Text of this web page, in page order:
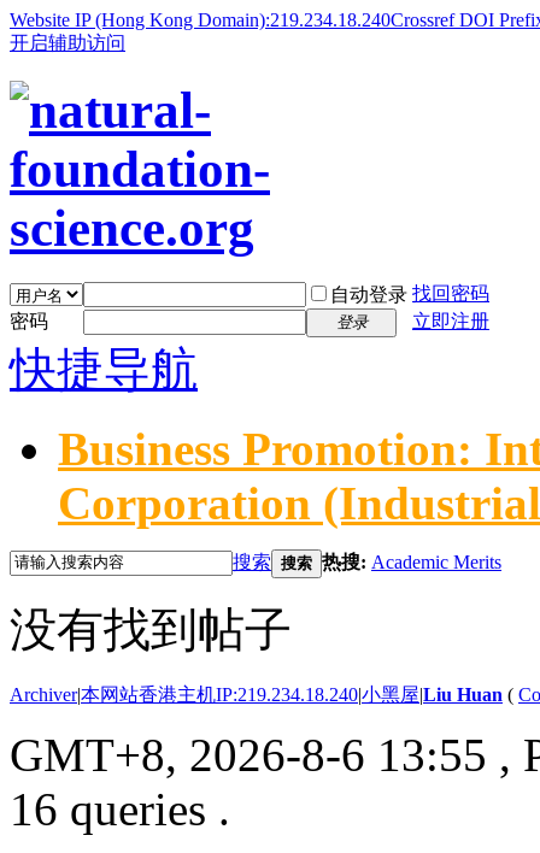
Website IP (Hong Kong Domain):219.234.18.240Crossref DOI
开启辅助访问
自动登录 找回密码
密码
登录 立即注册
快捷导航
Business Promotion:
Corporation
搜索 搜索 热搜: Academic Merits
没有找到帖子
Archiver|本网站香港主机IP:219.234.18.240|小黑屋|Liu Huan (
GMT+8, 2026-8-6 13:55 ,
16 queries .